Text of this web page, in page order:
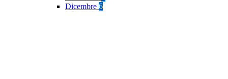
Dicembre 6